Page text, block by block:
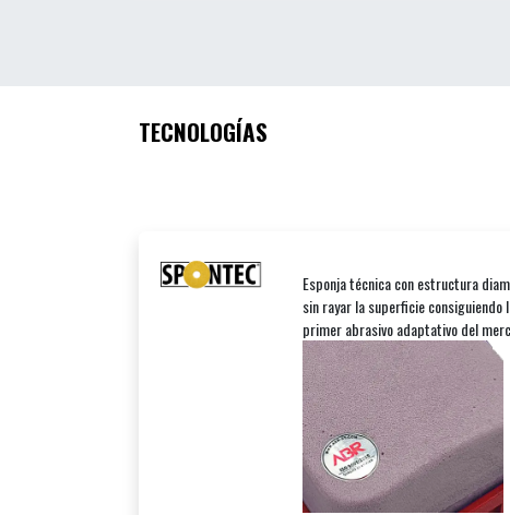
TECNOLOGÍAS
Esponja técnica con estructura
sin rayar la superficie
primer abrasivo adaptativo del